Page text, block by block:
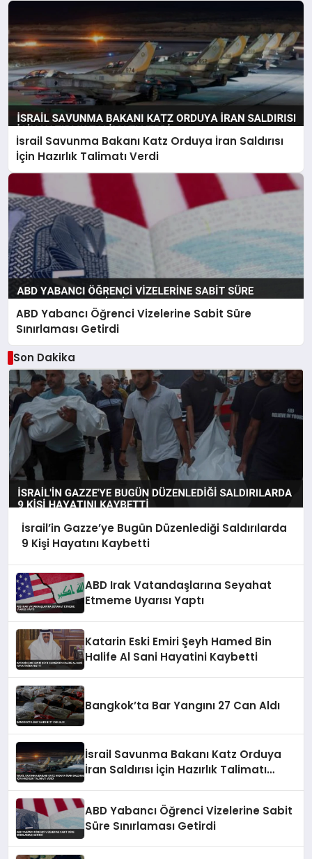
İsrail Savunma Bakanı Katz Orduya İran Saldırısı
İçin Hazırlık Talimatı Verdi
ABD Yabancı Öğrenci Vizelerine Sabit Süre
Sınırlaması Getirdi
Son Dakika
İsrail’in Gazze’ye Bugün Düzenlediği Saldırılarda
9 Kişi Hayatını Kaybetti
ABD Irak Vatandaşlarına Seyahat
Etmeme Uyarısı Yaptı
Katarin Eski Emiri Şeyh Hamed Bin
Halife Al Sani Hayatini Kaybetti
Bangkok’ta Bar Yangını 27 Can Aldı
İsrail Savunma Bakanı Katz Orduya
İran Saldırısı İçin Hazırlık Talimatı
ABD Yabancı Öğrenci Vizelerine Sabit
Süre Sınırlaması Getirdi